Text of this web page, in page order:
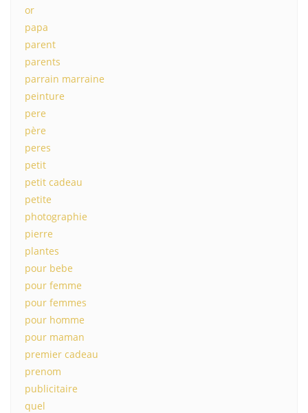
or
papa
parent
parents
parrain marraine
peinture
pere
père
peres
petit
petit cadeau
petite
photographie
pierre
plantes
pour bebe
pour femme
pour femmes
pour homme
pour maman
premier cadeau
prenom
publicitaire
quel